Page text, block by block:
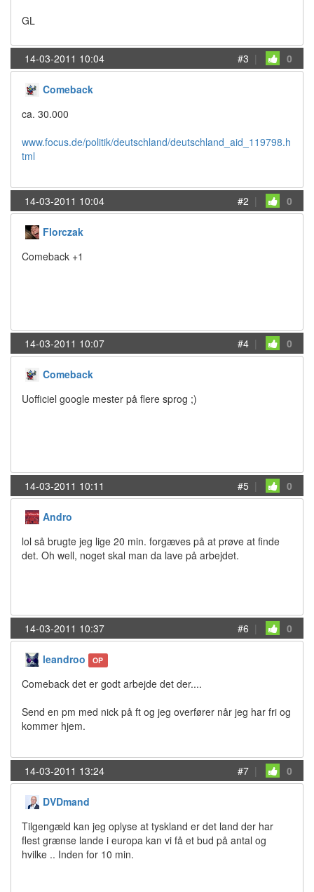
GL
14-03-2011 10:04 #3 | 0
Comeback
ca. 30.000
www.focus.de/politik/deutschland/deutschland_aid_119798.h
tml
14-03-2011 10:04 #2 | 0
Florczak
Comeback +1
14-03-2011 10:07 #4 | 0
Comeback
Uofficiel google mester på flere sprog ;)
14-03-2011 10:11 #5 | 0
Andro
lol så brugte jeg lige 20 min. forgæves på at prøve at finde
det. Oh well, noget skal man da lave på arbejdet.
14-03-2011 10:37 #6 | 0
leandroo OP
Comeback det er godt arbejde det der....
Send en pm med nick på ft og jeg overfører når jeg har fri og
kommer hjem.
14-03-2011 13:24 #7 | 0
DVDmand
Tilgengæld kan jeg oplyse at tyskland er det land der har
flest grænse lande i europa kan vi få et bud på antal og
hvilke .. Inden for 10 min.